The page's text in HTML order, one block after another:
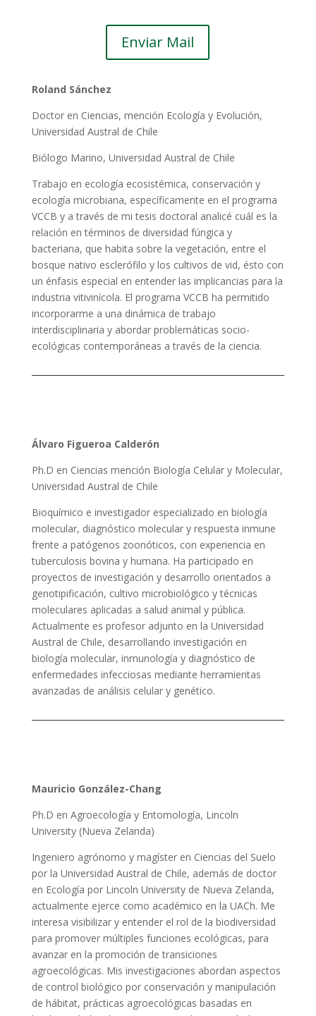
Enviar Mail
Roland Sánchez
Doctor en Ciencias, mención Ecología y Evolución,
Universidad Austral de Chile
Biólogo Marino, Universidad Austral de Chile
Trabajo en ecología ecosistémica, conservación y
ecología microbiana, específicamente en el programa
VCCB y a través de mi tesis doctoral analicé cuál es la
relación en términos de diversidad fúngica y
bacteriana, que habita sobre la vegetación, entre el
bosque nativo esclerófilo y los cultivos de vid, ésto con
un énfasis especial en entender las implicancias para la
industria vitivinícola. El programa VCCB ha permitido
incorporarme a una dinámica de trabajo
interdisciplinaria y abordar problemáticas socio-
ecológicas contemporáneas a través de la ciencia.
Álvaro Figueroa Calderón
Ph.D en Ciencias mención Biología Celular y Molecular,
Universidad Austral de Chile
Bioquímico e investigador especializado en biología
molecular, diagnóstico molecular y respuesta inmune
frente a patógenos zoonóticos, con experiencia en
tuberculosis bovina y humana. Ha participado en
proyectos de investigación y desarrollo orientados a
genotipificación, cultivo microbiológico y técnicas
moleculares aplicadas a salud animal y pública.
Actualmente es profesor adjunto en la Universidad
Austral de Chile, desarrollando investigación en
biología molecular, inmunología y diagnóstico de
enfermedades infecciosas mediante herramientas
avanzadas de análisis celular y genético.
Mauricio González-Chang
Ph.D en Agroecología y Entomología, Lincoln
University (Nueva Zelanda)
Ingeniero agrónomo y magíster en Ciencias del Suelo
por la Universidad Austral de Chile, además de doctor
en Ecología por Lincoln University de Nueva Zelanda,
actualmente ejerce como académico en la UACh. Me
interesa visibilizar y entender el rol de la biodiversidad
para promover múltiples funciones ecológicas, para
avanzar en la promoción de transiciones
agroecológicas. Mis investigaciones abordan aspectos
de control biológico por conservación y manipulación
de hábitat, prácticas agroecológicas basadas en